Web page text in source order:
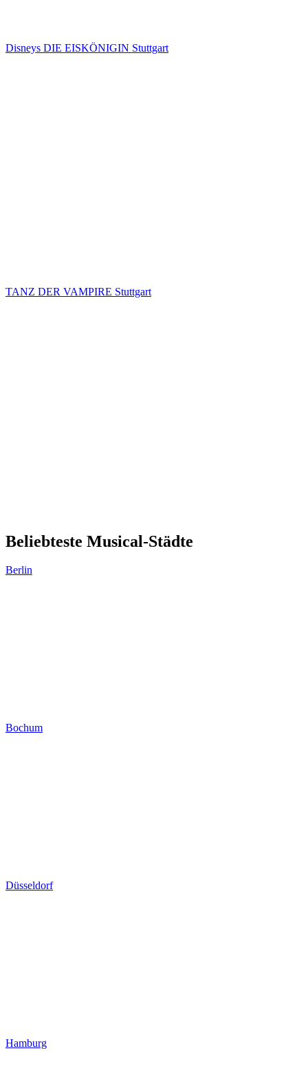
Disneys DIE EISKÖNIGIN Stuttgart
TANZ DER VAMPIRE Stuttgart
Beliebteste Musical-Städte
Berlin
Bochum
Düsseldorf
Hamburg